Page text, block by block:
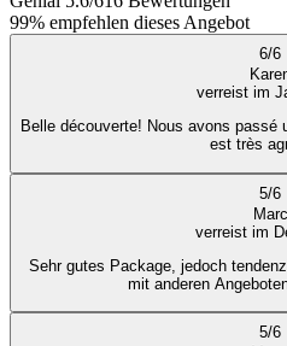
99% empfehlen dieses Angebot
6/6
verreist im
Belle découverte! Nous avons passé
est très
5/6
Marc
verreist im
Sehr gutes Package, jedoch
mit anderen
5/6